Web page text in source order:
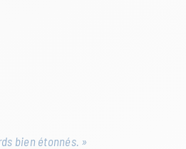
bien étonnés. »